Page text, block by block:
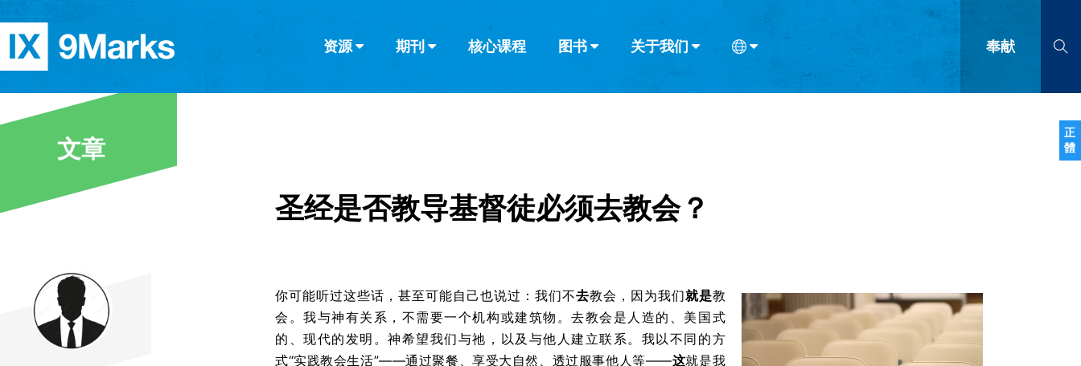
正
體
资源 期刊 核心课程 图书 关于我们 奉献
查看全部
查看全部
简体中文
文章
圣经是否教导基督徒必须去教会？
你可能听过这些话，甚至可能自己也说过：我们不去教会，因为我们就是教
会。我与神有关系，不需要一个机构或建筑物。去教会是人造的、美国式
的、现代的发明。神希望我们与祂，以及与他人建立联系。我以不同的方
式“实践教会生活”——通过聚餐、享受大自然、透过服事他人等——这就是我